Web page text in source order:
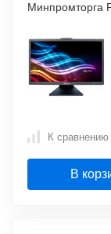
Минпромторга
К сравнению
В